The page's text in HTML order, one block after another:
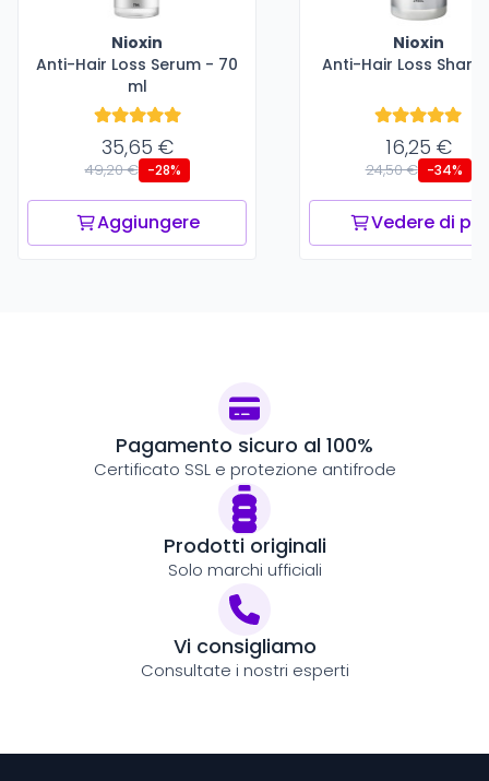
Nioxin
Anti-Hair Loss Serum - 70
ml
35,65 €
49,20 € -28%
Aggiungere
Nioxin
Anti-Hair Loss
16,25 €
24,50 € -34%
Vedere di più
Pagamento sicuro al 100%
Certificato SSL e protezione antifrode
Prodotti originali
Solo marchi ufficiali
Vi consigliamo
Consultate i nostri esperti